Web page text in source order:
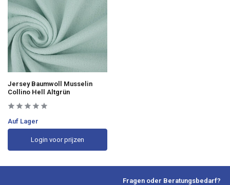
Jersey Baumwoll Musselin
Collino Hell Altgrün
Auf Lager
Login voor prijzen
Fragen oder Beratungsbedarf?